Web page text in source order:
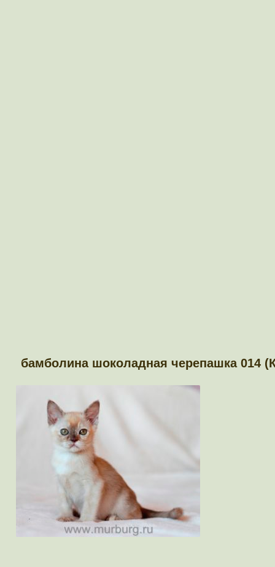
бамболина шоколадная черепашка 014